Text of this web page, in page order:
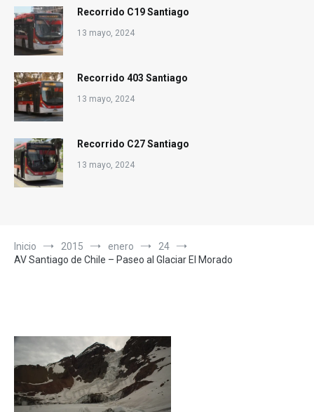
Recorrido C19 Santiago
13 mayo, 2024
Recorrido 403 Santiago
13 mayo, 2024
Recorrido C27 Santiago
13 mayo, 2024
Inicio 2015 enero
24
AV Santiago de Chile – Paseo al Glaciar El Morado